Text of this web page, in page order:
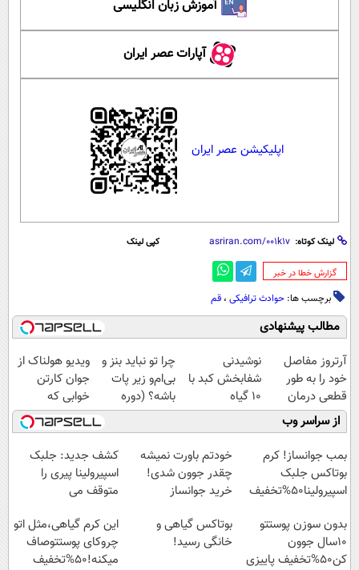
آموزش زبان انگلیسی
آپارات عصر ایران
اپلیکیشن عصر ایران
لینک کوتاه: کپی لینک
‌گزارش خطا در خبر
برچسب ها: حوادث ترافیکی ، قم
مطالب پیشنهادی
آرتروز مفاصل
خود را به طور
قطعی درمان
کنید!
◗پرسش‌نامه◖
نوشیدنی
شفابخش کبد با
10 گیاه
موثر(تخفیف تا
امشب)
چرا تو نباید بنز و
بی‌ام‌و زیر پات
باشه؟ (دوره
رایگان درآمد
میلیاردی)
ویدیو هولناک از
جوان کارتن
خوابی که
میلیاردر شد.
آموزش رایگان
از سراسر وب
بمب جوانساز! کرم
بوتاکس جلبک
اسپیرولینا50%تخفیف
خودتم باورت نمیشه
چقدر جوون شدی!
خرید جوانساز
ویژه
کشف جدید: جلبک
اسپیرولینا پیری را
متوقف می
بدون سوزن پوستتو
10سال جوون
کن50%تخفیف پاییزی
بوتاکس گیاهی و
خانگی رسید!
این کرم گیاهی،مثل اتو
چروکای پوستتوصاف
میکنه!50%تخفیف